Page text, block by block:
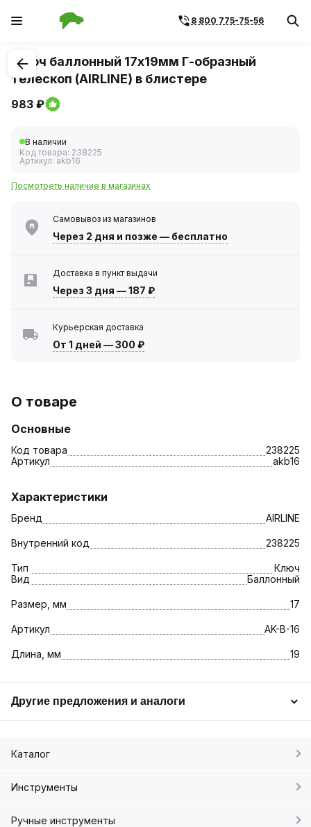
8 800 775-75-56
1/3
Ключ баллонный 17х19мм Г-образный
телескоп (AIRLINE) в блистере
983 ₽
В наличии
Код товара: 238225
Артикул: akb16
Посмотреть наличие в магазинах
Самовывоз из магазинов
Через 2 дня и позже — бесплатно
Доставка в пункт выдачи
Через 3 дня —187 ₽
Курьерская доставка
От 1 дней —300 ₽
О товаре
Основные
Код товара
238225
Артикул
akb16
Характеристики
Бренд AIRLINE
Внутренний код 238225
Тип
Ключ
Вид
Баллонный
Размер, мм 17
Артикул AK-B-16
Длина, мм 19
Другие предложения и аналоги
Каталог
Инструменты
Ручные инструменты